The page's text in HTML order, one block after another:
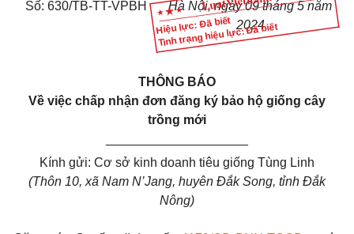
Hiệu lực: Đã biết
Tình trạng hiệu lực: Đã biết
Số: 630/TB-TT-VPBH
Hà Nội, ngày 09 tháng 5 năm
2024
THÔNG BÁO
Về việc chấp nhận đơn đăng ký bảo hộ giống cây
trồng mới
Kính gửi: Cơ sở kinh doanh tiêu giống Tùng Linh
(Thôn 10, xã Nam N’Jang, huyên Đắk Song, tỉnh Đắk
Nông)